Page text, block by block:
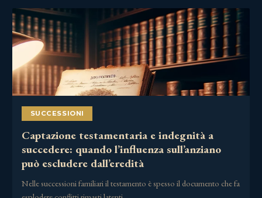
SUCCESSIONI
Captazione testamentaria e indegnità a
succedere: quando l’influenza sull’anziano
può escludere dall’eredità
Nelle successioni familiari il testamento è spesso il documento che fa